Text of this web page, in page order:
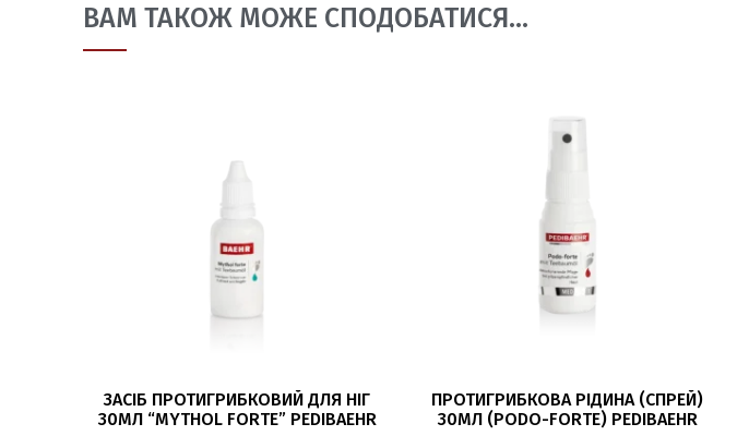
ВАМ ТАКОЖ МОЖЕ СПОДОБАТИСЯ…
ДОДАТИ В КОШИК
ЗАСІБ ПРОТИГРИБКОВИЙ ДЛЯ НІГ
30МЛ “MYTHOL FORTE” PEDIBAEHR
ДОДАТИ В КОШИК
ПРОТИГРИБКОВА РІДИНА (СПРЕЙ)
30МЛ (PODO-FORTE) PEDIBAEHR